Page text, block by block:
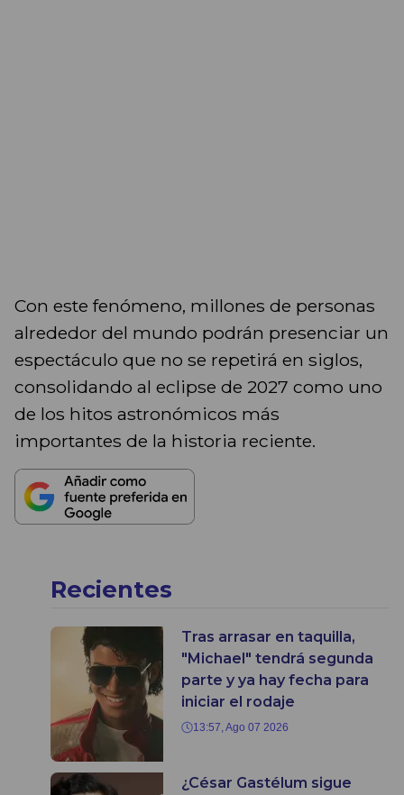
Con este fenómeno, millones de personas
alrededor del mundo podrán presenciar un
espectáculo que no se repetirá en siglos,
consolidando al eclipse de 2027 como uno
de los hitos astronómicos más
importantes de la historia reciente.
Recientes
Tras arrasar en taquilla,
"Michael" tendrá segunda
parte y ya hay fecha para
iniciar el rodaje
13:57, Ago 07 2026
¿César Gastélum sigue